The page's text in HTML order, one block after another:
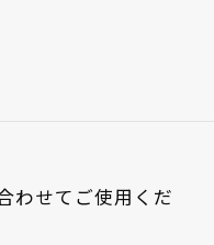
わせてご使用くだ